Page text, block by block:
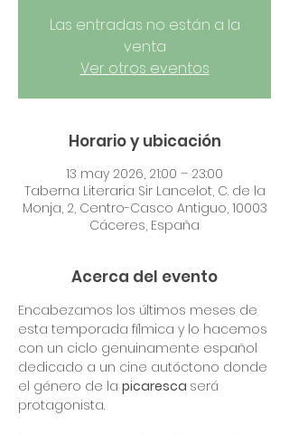
Las entradas no están a la
venta
Ver otros eventos
Horario y ubicación
13 may 2026, 21:00 – 23:00
Taberna Literaria Sir Lancelot, C. de la
Monja, 2, Centro-Casco Antiguo, 10003
Cáceres, España
Acerca del evento
Encabezamos los últimos meses de
esta temporada fílmica y lo hacemos
con un ciclo genuinamente español
dedicado a un cine autóctono donde
el género de la picaresca será
protagonista.